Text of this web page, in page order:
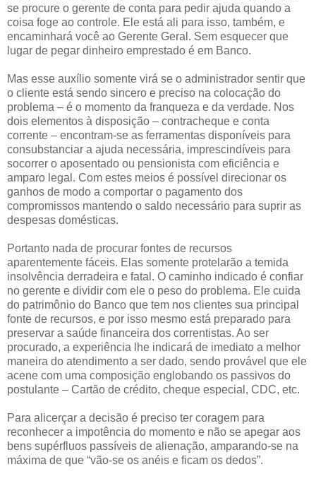
se procure o gerente de conta para pedir ajuda quando a
coisa foge ao controle. Ele está ali para isso, também, e
encaminhará você ao Gerente Geral. Sem esquecer que
lugar de pegar dinheiro emprestado é em Banco.
Mas esse auxílio somente virá se o administrador sentir que
o cliente está sendo sincero e preciso na colocação do
problema – é o momento da franqueza e da verdade. Nos
dois elementos à disposição – contracheque e conta
corrente – encontram-se as ferramentas disponíveis para
consubstanciar a ajuda necessária, imprescindíveis para
socorrer o aposentado ou pensionista com eficiência e
amparo legal. Com estes meios é possível direcionar os
ganhos de modo a comportar o pagamento dos
compromissos mantendo o saldo necessário para suprir as
despesas domésticas.
Portanto nada de procurar fontes de recursos
aparentemente fáceis. Elas somente protelarão a temida
insolvência derradeira e fatal. O caminho indicado é confiar
no gerente e dividir com ele o peso do problema. Ele cuida
do patrimônio do Banco que tem nos clientes sua principal
fonte de recursos, e por isso mesmo está preparado para
preservar a saúde financeira dos correntistas. Ao ser
procurado, a experiência lhe indicará de imediato a melhor
maneira do atendimento a ser dado, sendo provável que ele
acene com uma composição englobando os passivos do
postulante – Cartão de crédito, cheque especial, CDC, etc.
Para alicerçar a decisão é preciso ter coragem para
reconhecer a impotência do momento e não se apegar aos
bens supérfluos passíveis de alienação, amparando-se na
máxima de que “vão-se os anéis e ficam os dedos”.